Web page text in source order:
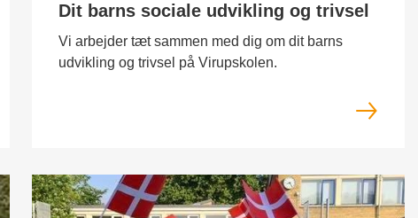
Dit barns sociale udvikling og trivsel
Vi arbejder tæt sammen med dig om dit barns
udvikling og trivsel på Virupskolen.